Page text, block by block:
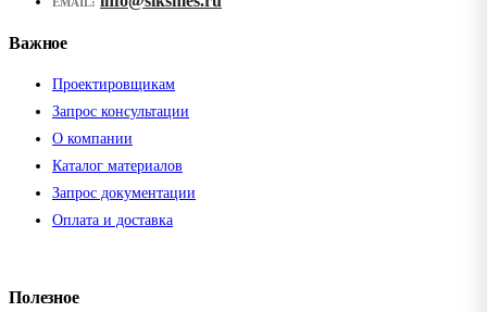
Важное
Проектировщикам
Запрос консультации
О компании
Каталог материалов
Запрос документации
Оплата и доставка
Полезное